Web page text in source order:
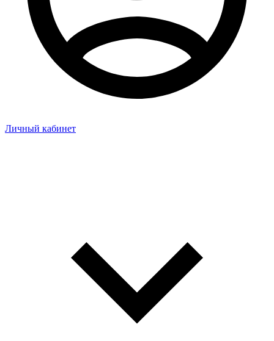
Личный кабинет